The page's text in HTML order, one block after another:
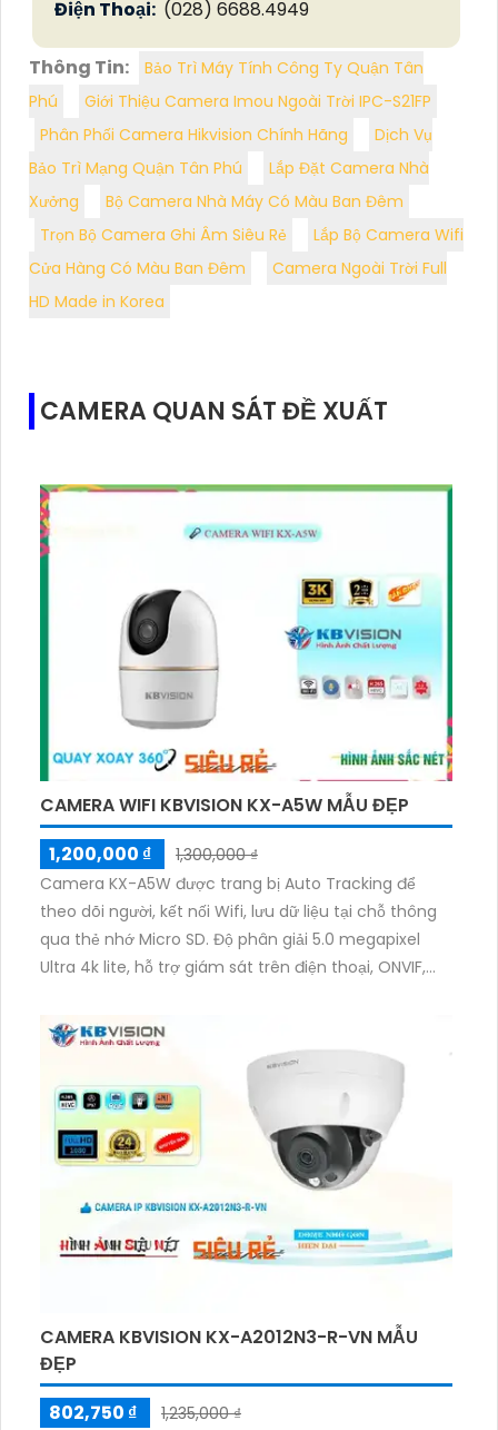
Điện Thoại: (028) 6688.4949
Thông Tin:
Bảo Trì Máy Tính Công Ty Quận Tân
Phú
Giới Thiệu Camera Imou Ngoài Trời IPC-S21FP
Phân Phối Camera Hikvision Chính Hãng
Dịch Vụ
Bảo Trì Mạng Quận Tân Phú
Lắp Đặt Camera Nhà
Xưởng
Bộ Camera Nhà Máy Có Màu Ban Đêm
Trọn Bộ Camera Ghi Âm Siêu Rẻ
Lắp Bộ Camera Wifi
Cửa Hàng Có Màu Ban Đêm
Camera Ngoài Trời Full
HD Made in Korea
CAMERA QUAN SÁT ĐỀ XUẤT
CAMERA WIFI KBVISION KX-A5W MẪU ĐẸP
1,200,000 ₫
1,300,000 ₫
Camera KX-A5W được trang bị Auto Tracking để
theo dõi người, kết nối Wifi, lưu dữ liệu tại chỗ thông
qua thẻ nhớ Micro SD. Độ phân giải 5.0 megapixel
Ultra 4k lite, hỗ trợ giám sát trên điện thoại, ONVIF,
360 độ, truyền hình chất lượng trên IP Wifi. Có chức
năng thu âm và loa, tiết kiệm điện với nguồn DC 5V.
CAMERA KBVISION KX-A2012N3-R-VN MẪU
ĐẸP
802,750 ₫
1,235,000 ₫